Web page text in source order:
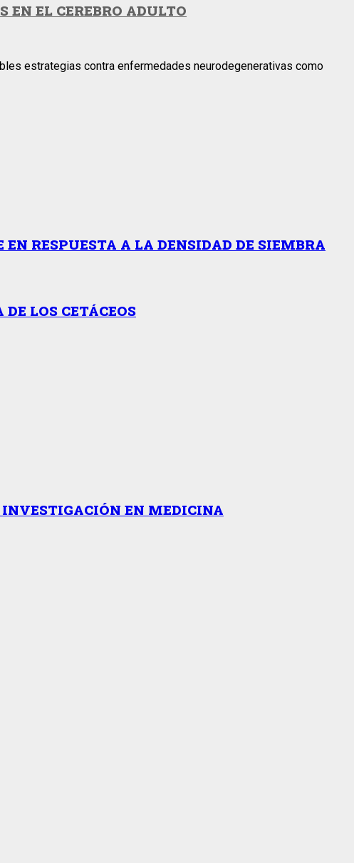
EL CEREBRO ADULTO
estrategias contra enfermedades neurodegenerativas como
RESPUESTA A LA DENSIDAD DE SIEMBRA
LOS CETÁCEOS
EN MEDICINA